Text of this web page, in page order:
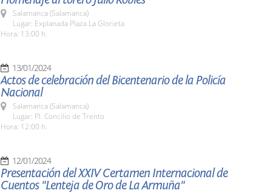
Salamanca (Salamanca)
Lugar: Explanada Plaza La Glorieta
Hora: 13:00 h.
13/01/2024
Actos de celebración del Bicentenario de la Policía
Nacional
Salamanca (Salamanca)
Lugar: Pl. Concilio de Trento
Hora: 12:00 h.
12/01/2024
Presentación del XXIV Certamen Internacional de
Cuentos "Lenteja de Oro de La Armuña"